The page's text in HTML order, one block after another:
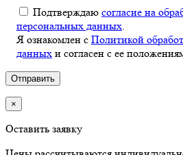
Подтверждаю согласие на
персональных данных.
Я ознакомлен с Политикой
данных и согласен с ее
×
Оставить заявку